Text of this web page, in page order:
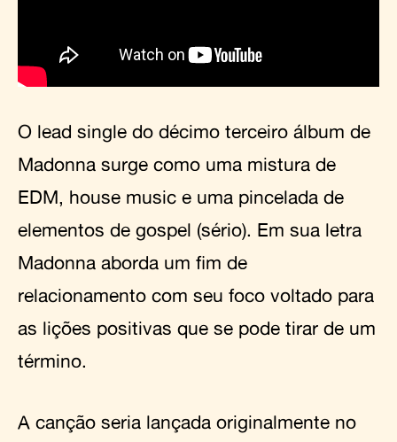
O lead single do décimo terceiro álbum de
Madonna surge como uma mistura de
EDM, house music e uma pincelada de
elementos de gospel (sério). Em sua letra
Madonna aborda um fim de
relacionamento com seu foco voltado para
as lições positivas que se pode tirar de um
término.
A canção seria lançada originalmente no